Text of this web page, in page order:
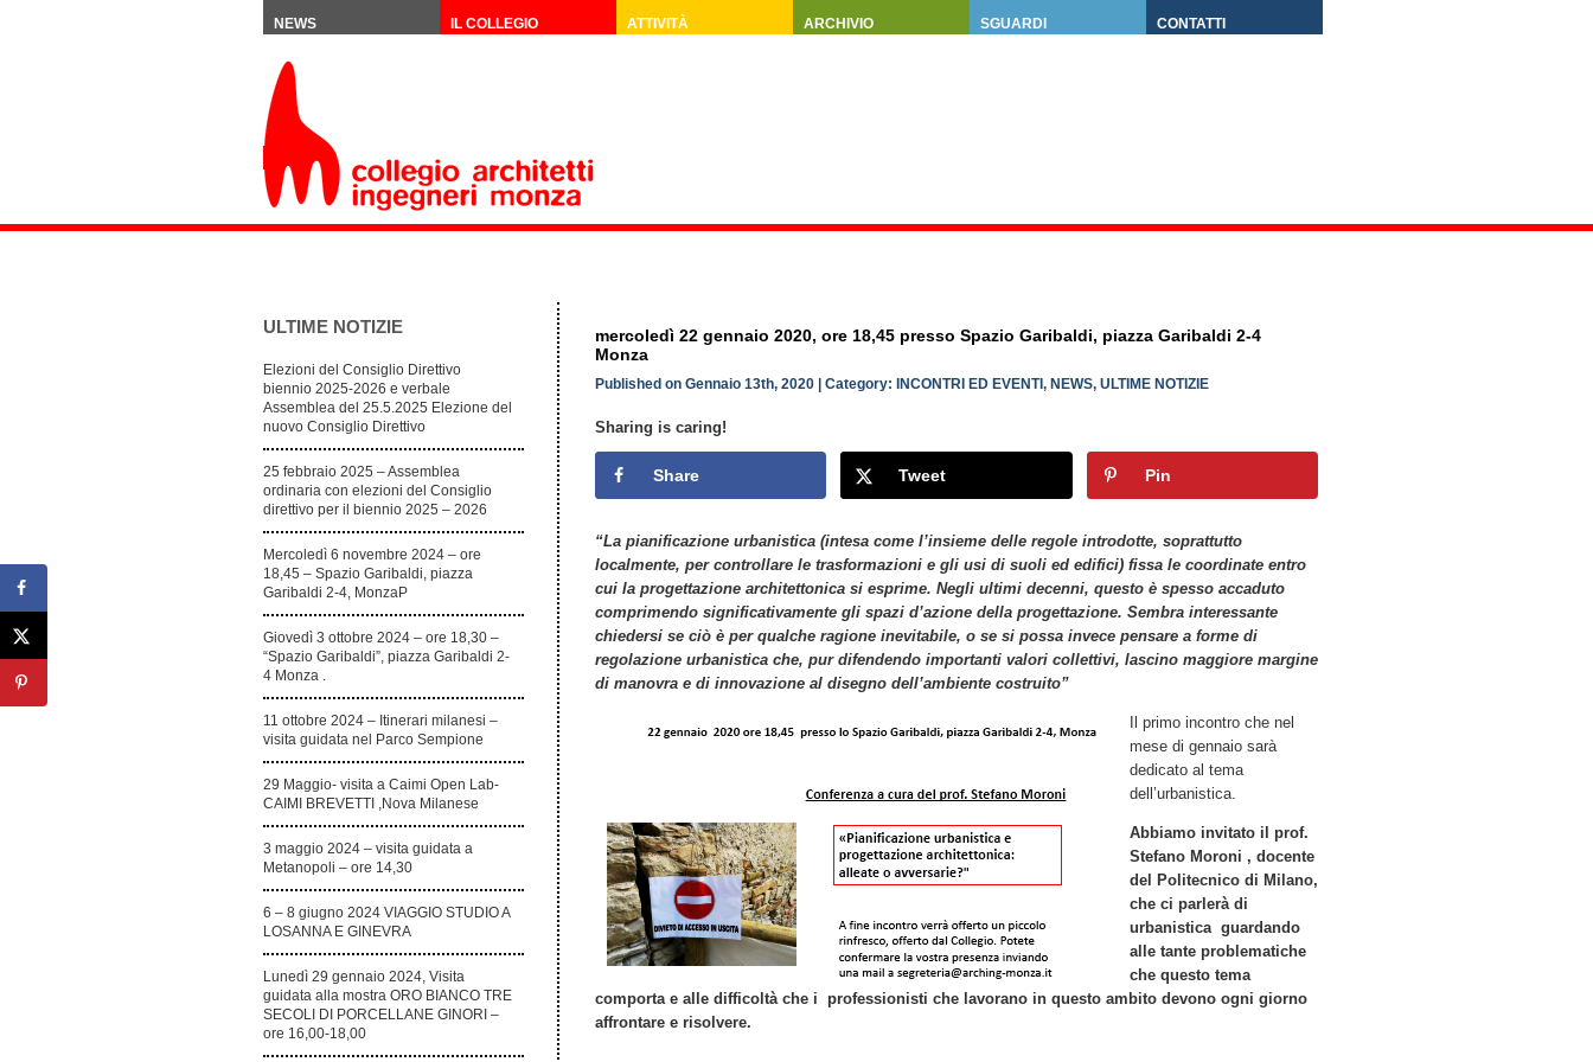
NEWS IL COLLEGIO ATTIVITÀ ARCHIVIO SGUARDI CONTATTI
ULTIME NOTIZIE
Elezioni del Consiglio Direttivo
biennio 2025-2026 e verbale
Assemblea del 25.5.2025 Elezione del
nuovo Consiglio Direttivo
25 febbraio 2025 – Assemblea
ordinaria con elezioni del Consiglio
direttivo per il biennio 2025 – 2026
Mercoledì 6 novembre 2024 – ore
18,45 – Spazio Garibaldi, piazza
Garibaldi 2-4, MonzaP
Giovedì 3 ottobre 2024 – ore 18,30 –
“Spazio Garibaldi”, piazza Garibaldi 2-
4 Monza .
11 ottobre 2024 – Itinerari milanesi –
visita guidata nel Parco Sempione
29 Maggio- visita a Caimi Open Lab-
CAIMI BREVETTI ,Nova Milanese
3 maggio 2024 – visita guidata a
Metanopoli – ore 14,30
6 – 8 giugno 2024 VIAGGIO STUDIO A
LOSANNA E GINEVRA
Lunedì 29 gennaio 2024, Visita
guidata alla mostra ORO BIANCO TRE
SECOLI DI PORCELLANE GINORI –
ore 16,00-18,00
mercoledì 22 gennaio 2020, ore 18,45 presso Spazio Garibaldi, piazza Garibaldi 2-4
Monza
Published on Gennaio 13th, 2020 | Category: INCONTRI ED EVENTI, NEWS, ULTIME NOTIZIE
Sharing is caring!
Share Tweet Pin
“La pianificazione urbanistica (intesa come l’insieme delle regole introdotte, soprattutto
localmente, per controllare le trasformazioni e gli usi di suoli ed edifici) fissa le coordinate entro
cui la progettazione architettonica si esprime. Negli ultimi decenni, questo è spesso accaduto
comprimendo significativamente gli spazi d’azione della progettazione. Sembra interessante
chiedersi se ciò è per qualche ragione inevitabile, o se si possa invece pensare a forme di
regolazione urbanistica che, pur difendendo importanti valori collettivi, lascino maggiore margine
di manovra e di innovazione al disegno dell’ambiente costruito”
Il primo incontro che nel
mese di gennaio sarà
dedicato al tema
dell’urbanistica.
Abbiamo invitato il prof.
Stefano Moroni , docente
del Politecnico di Milano,
che ci parlerà di
urbanistica guardando
alle tante problematiche
che questo tema
comporta e alle difficoltà che i professionisti che lavorano in questo ambito devono ogni giorno
affrontare e risolvere.